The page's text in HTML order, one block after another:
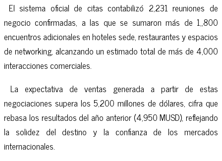
El sistema oficial de citas contabilizó 2,231 reuniones de
negocio confirmadas, a las que se sumaron más de 1,,800
encuentros adicionales en hoteles sede, restaurantes y espacios
de networking, alcanzando un estimado total de más de 4,000
interacciones comerciales.
La expectativa de ventas generada a partir de estas
negociaciones supera los 5,200 millones de dólares, cifra que
rebasa los resultados del año anterior (4,950 MUSD), reflejando
la solidez del destino y la confianza de los mercados
internacionales.